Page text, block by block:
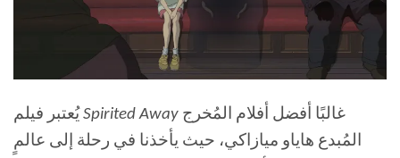
يُعتبر فيلمSpirited Away
المُبدع هاياو ميازاكي، حيث يأخذنا في رحلة إلى عالمٍ